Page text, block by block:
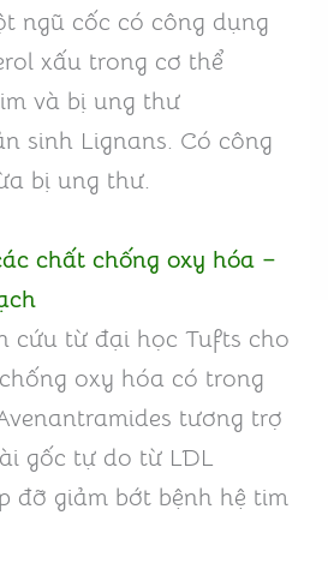
ngũ cốc có công dụng
xấu trong cơ thể
và bị ung thư
sinh Lignans. Có công
bị ung thư.
chất chống oxy hóa –
cứu từ đại học Tufts cho
oxy hóa có trong
tương trợ
gốc tự do từ LDL
đỡ giảm bớt bệnh hệ tim